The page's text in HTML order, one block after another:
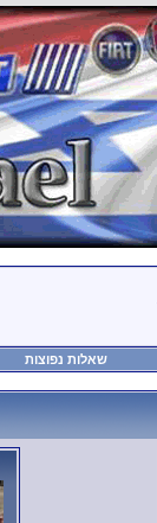
שאלות נפוצות